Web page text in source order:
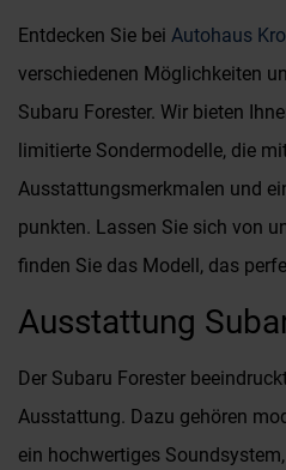
Entdecken Sie bei Autohaus
verschiedenen Möglichkeiten
Subaru Forester. Wir bieten
limitierte Sondermodelle, die
Ausstattungsmerkmalen und
punkten. Lassen Sie sich von
finden Sie das Modell, das
Ausstattung
Der Subaru Forester
Ausstattung. Dazu gehören
ein hochwertiges